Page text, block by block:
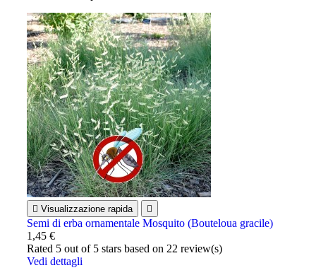
 Visualizzazione rapida 
Semi di erba ornamentale Mosquito (Bouteloua gracile)
1,45 €
Rated 5 out of 5 stars based on 22 review(s)
Vedi dettagli